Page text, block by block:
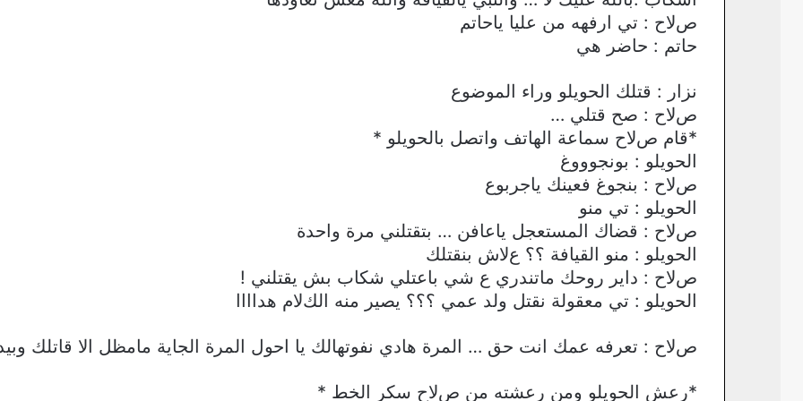
صﻻح : تي ارفهه من عليا ياحاتم
حاتم : حاضر هي
نزار : قتلك الحويلو وراء الموضوع
صﻻح : صح قتلي …
*قام صﻻح سماعة الهاتف واتصل بالحويلو *
الحويلو : بونجوووغ
صﻻح : بنجوغ فعينك ياجربوع
الحويلو : تي منو
صﻻح : قضاك المستعجل ياعافن … بتقتلني مرة واحدة
الحويلو : منو القيافة ؟؟ عﻻش بنقتلك
صﻻح : داير روحك ماتندري ع شي باعتلي شكاب بش يقتلني !
الحويلو : تي معقولة نقتل ولد عمي ؟؟؟ يصير منه الكﻻم هداااا
صﻻح : تعرفه عمك انت حق … المرة هادي نفوتهالك يا احول المرة الجاية مامظل اﻻ قاتلك
*رعش الحويلو ومن رعشته من صﻻح سكر الخط *